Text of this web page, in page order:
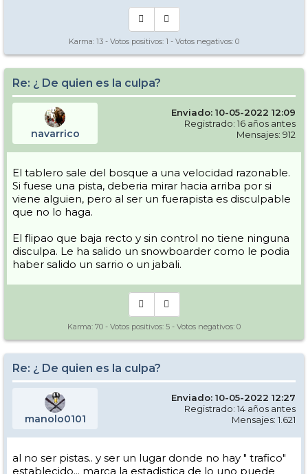
Karma: 13 - Votos positivos: 1 - Votos negativos: 0
Re: ¿ De quien es la culpa?
navarrico
Enviado: 10-05-2022 12:09
Registrado: 16 años antes
Mensajes: 912
El tablero sale del bosque a una velocidad razonable.
Si fuese una pista, deberia mirar hacia arriba por si
viene alguien, pero al ser un fuerapista es disculpable
que no lo haga.
El flipao que baja recto y sin control no tiene ninguna
disculpa. Le ha salido un snowboarder como le podia
haber salido un sarrio o un jabali.
Karma: 70 - Votos positivos: 5 - Votos negativos: 0
Re: ¿ De quien es la culpa?
manolo0101
Enviado: 10-05-2022 12:27
Registrado: 14 años antes
Mensajes: 1.621
al no ser pistas.. y ser un lugar donde no hay " trafico"
establecido... marca la estadistica de lo uno puede